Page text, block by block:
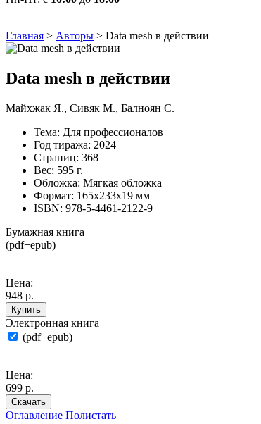
Главная > Авторы > Data mesh в действии
Data mesh в действии
Майхжак Я., Сивяк М., Балноян С.
Тема: Для профессионалов
Год тиража: 2024
Страниц: 368
Вес: 595 г.
Обложка: Мягкая обложка
Формат: 165х233х19 мм
ISBN: 978-5-4461-2122-9
Бумажная книга
(pdf+epub)
Цена:
948 р.
Купить
Электронная книга
(pdf+epub)
Цена:
699 р.
Скачать
Оглавление Полистать